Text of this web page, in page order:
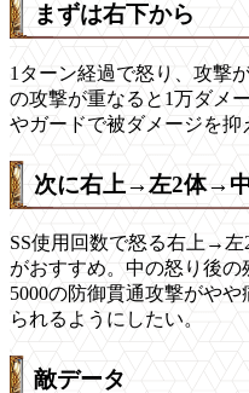
まずは右下から
1ターン経過で怒り、攻撃
の攻撃が重なると1万ダメ
やガードで被ダメージを抑
次に右上→左2体→
SS使用回数で怒る右上→
がおすすめ。中の怒り後
5000の防御貫通攻撃がや
られるようにしたい。
敵データ